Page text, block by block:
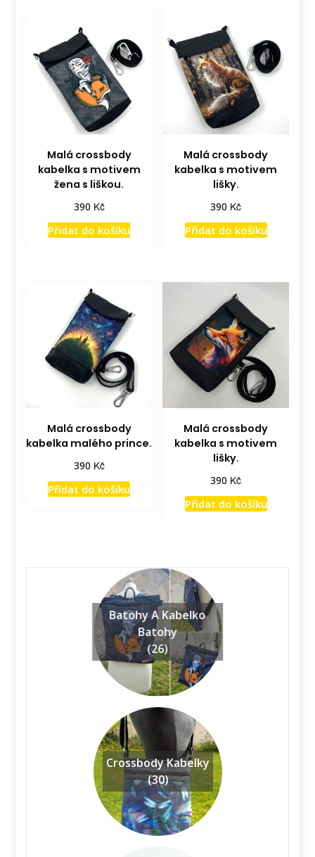
Malá crossbody
kabelka s motivem
žena s liškou.
390 Kč
Přidat do košíku
Malá crossbody
kabelka s motivem
lišky.
390 Kč
Přidat do košíku
Malá crossbody
kabelka malého prince.
390 Kč
Přidat do košíku
Malá crossbody
kabelka s motivem
lišky.
390 Kč
Přidat do košíku
Batohy A Kabelko
Batohy
(26)
Crossbody Kabelky
(30)